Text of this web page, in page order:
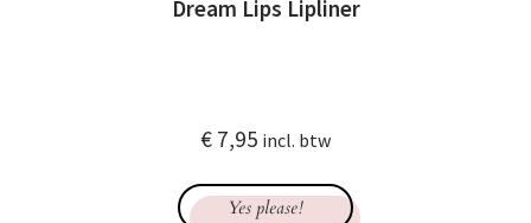
Dream Lips Lipliner
€ 7,95 incl. btw
Yes please!